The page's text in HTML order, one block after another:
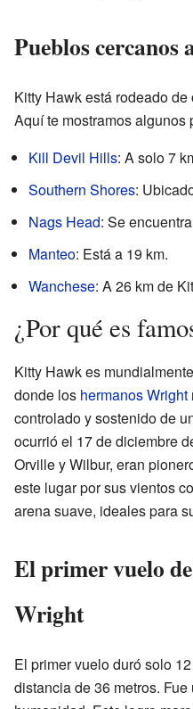
Pueblos
Kitty Hawk está rodeado
Aquí te mostramos algunos
Kill Devil Hills: A solo 7
Southern Shores:
Nags Head: Se
Manteo: Está a 19 km.
Wanchese: A 26 km de
¿Por qué es
Kitty Hawk es
donde los hermanos Wright
controlado y sostenido de
ocurrió el 17 de diciembre
Orville y Wilbur, eran
este lugar por sus vientos
arena suave, ideales para
El primer vuelo
Wright
El primer vuelo duró solo
distancia de 36 metros.